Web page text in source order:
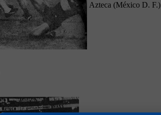
Azteca (México D. F.)